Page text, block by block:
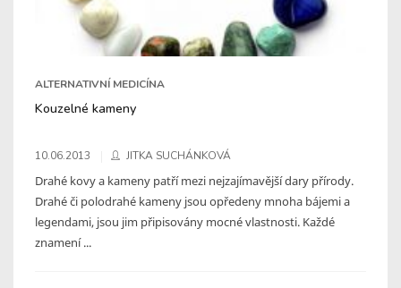
ALTERNATIVNÍ MEDICÍNA
Kouzelné kameny
10.06.2013 JITKA SUCHÁNKOVÁ
Drahé kovy a kameny patří mezi nejzajímavější dary přírody.
Drahé či polodrahé kameny jsou opředeny mnoha bájemi a
legendami, jsou jim připisovány mocné vlastnosti. Každé
znamení ...